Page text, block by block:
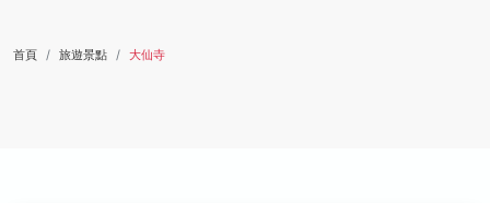
首頁 旅遊景點 大仙寺